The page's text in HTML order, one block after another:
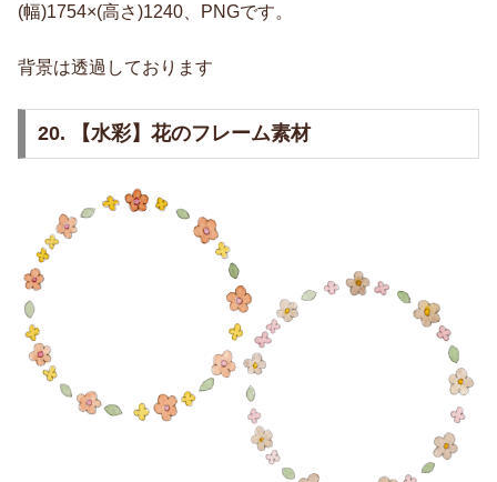
(幅)1754×(高さ)1240、PNGです。
背景は透過しております
20. 【水彩】花のフレーム素材